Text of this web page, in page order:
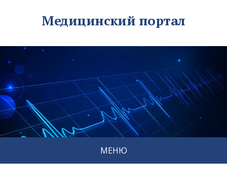
Медицинский портал
МЕНЮ